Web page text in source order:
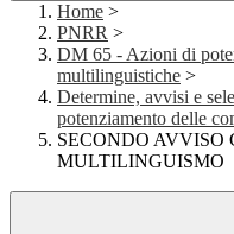
Home >
PNRR >
DM 65 - Azioni di
multilinguistiche >
Determine, avvisi e
potenziamento delle
SECONDO AVVISO
MULTILINGUISMO